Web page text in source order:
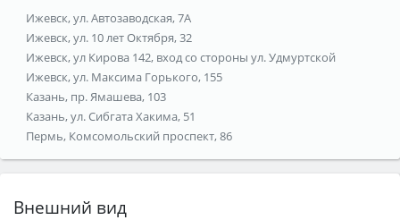
Ижевск, ул. Автозаводская, 7А
Ижевск, ул. 10 лет Октября, 32
Ижевск, ул Кирова 142, вход со стороны ул. Удмуртской
Ижевск, ул. Максима Горького, 155
Казань, пр. Ямашева, 103
Казань, ул. Сибгата Хакима, 51
Пермь, Комсомольский проспект, 86
Внешний вид